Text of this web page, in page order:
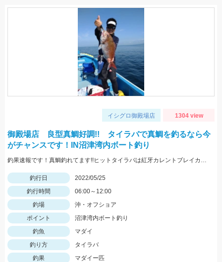
イシグロ御殿場店 1304 view
御殿場店 良型真鯛好調!! タイラバで真鯛を釣るなら今
がチャンスです！IN沼津湾内ボート釣り
釣果速報です！真鯛釣れてます!!ヒットタイラバは紅牙カレントブレイカー「ギャルピンク」
釣行日
2022/05/25
釣行時間
06:00～12:00
釣場
沖・オフショア
ポイント
沼津湾内ボート釣り
釣魚
マダイ
釣り方
タイラバ
釣果
マダイー匹